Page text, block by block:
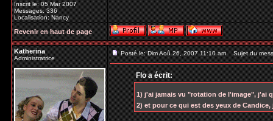
Inscrit le: 05 Mar 2007
Messages: 336
Localisation: Nancy
Revenir en haut de page
Katherina
Administratrice
Posté le: Dim Aoû 26, 2007 11:10 am Sujet du
Flo a écrit:
1) j'ai jamais vu "rotation de l'image", j'ai
2) et pour ce qui est des yeux de